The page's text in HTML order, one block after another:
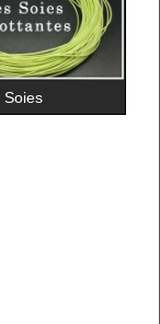
Soies